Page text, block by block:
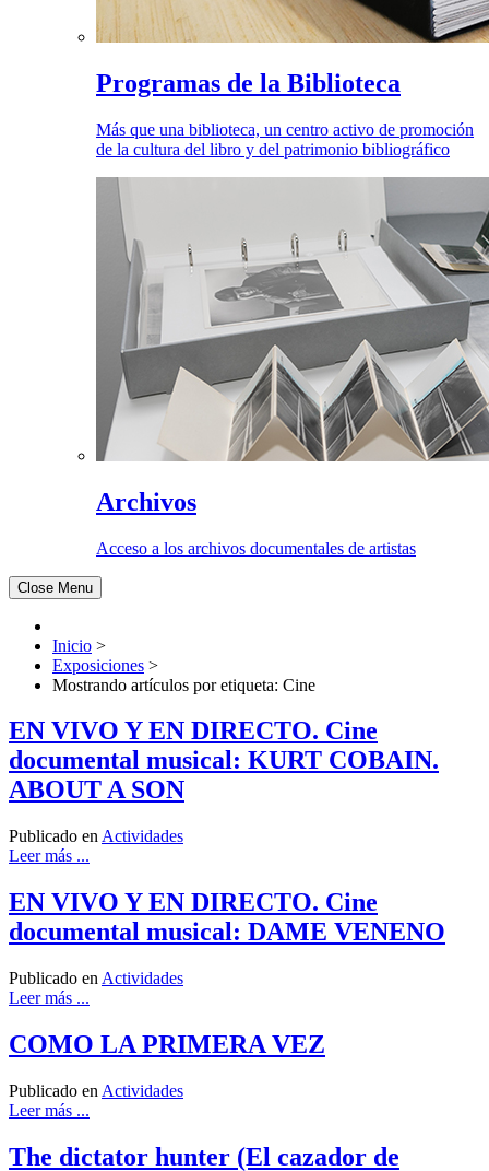
Programas de la Biblioteca
Más que una biblioteca, un centro activo de promoción
de la cultura del libro y del patrimonio bibliográfico
Archivos
Acceso a los archivos documentales de artistas
Close Menu
Inicio >
Exposiciones >
Mostrando artículos por etiqueta: Cine
EN VIVO Y EN DIRECTO. Cine
documental musical: KURT COBAIN.
ABOUT A SON
Publicado en Actividades
Leer más ...
EN VIVO Y EN DIRECTO. Cine
documental musical: DAME VENENO
Publicado en Actividades
Leer más ...
COMO LA PRIMERA VEZ
Publicado en Actividades
Leer más ...
The dictator hunter (El cazador de